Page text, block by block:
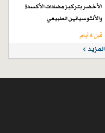
الأخضر بتركيز مضادات الأكسدة
والأنثوسيانين الطبيعي
قبل 4 أيام
المزيد